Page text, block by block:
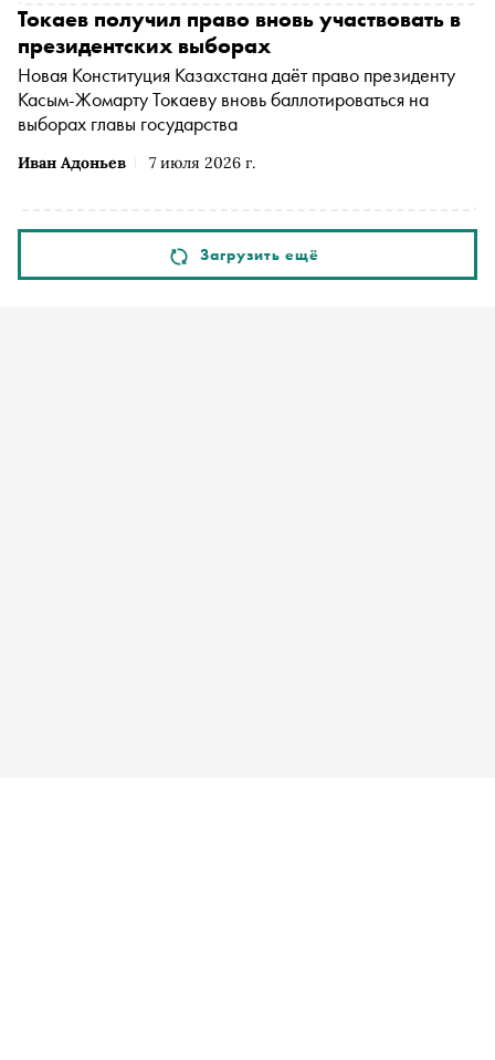
Иван Адоньев 7 июля 2026 г.
Токаев получил право вновь участвовать в
президентских выборах
Новая Конституция Казахстана даёт право президенту
Касым-Жомарту Токаеву вновь баллотироваться на
выборах главы государства
Загрузить ещё